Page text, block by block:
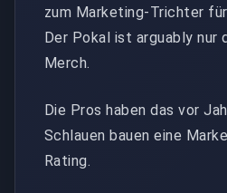
zum Marketing-Trichter
Der Pokal ist arguably nur
Merch.
Die Pros haben das vor
Schlauen bauen eine
Rating.